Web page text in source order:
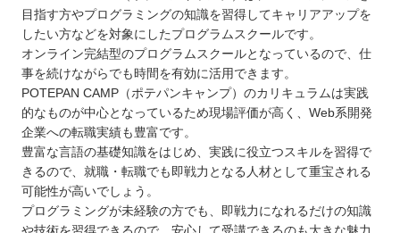
目指す方やプログラミングの知識を習得してキャリアアップを
したい方などを対象にしたプログラムスクールです。
オンライン完結型のプログラムスクールとなっているので、仕
事を続けながらでも時間を有効に活用できます。
POTEPAN CAMP（ポテパンキャンプ）のカリキュラムは実践
的なものが中心となっているため現場評価が高く、Web系開発
企業への転職実績も豊富です。
豊富な言語の基礎知識をはじめ、実践に役立つスキルを習得で
きるので、就職・転職でも即戦力となる人材として重宝される
可能性が高いでしょう。
プログラミングが未経験の方でも、即戦力になれるだけの知識